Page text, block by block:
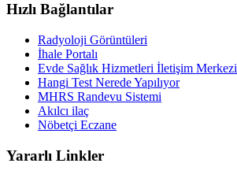
Hızlı Bağlantılar
Radyoloji Görüntüleri
İhale Portalı
Evde Sağlık Hizmetleri İletişim Merkezi
Hangi Test Nerede Yapılıyor
MHRS Randevu Sistemi
Akılcı ilaç
Nöbetçi Eczane
Yararlı Linkler